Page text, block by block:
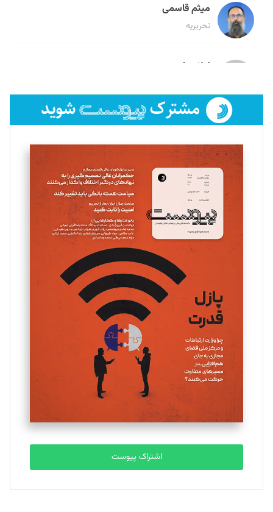
میثم قاسمی
تحریریه
لیلا حنارود
فائزه فتحی رستمی
تحریریه
سروش کرمیان
تحریریه
مینا پاکدل
یسنا امان‌پور
تحریریه
ملینا جعفری
تحریریه
مصطفی مسجدی آرانی
تحریریه
بابک نقاش
تحریریه
اشتراک پیوست